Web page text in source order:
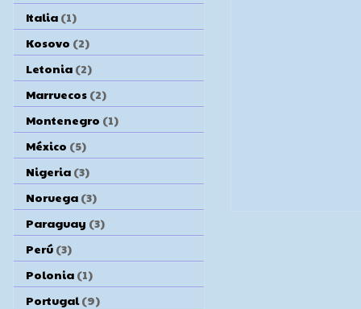
Italia (1)
Kosovo (2)
Letonia (2)
Marruecos (2)
Montenegro (1)
México (5)
Nigeria (3)
Noruega (3)
Paraguay (3)
Perú (3)
Polonia (1)
Portugal (9)